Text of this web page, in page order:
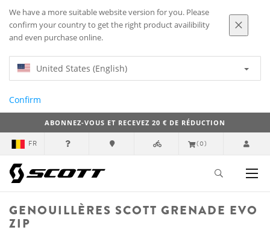
We have a more suitable website version for you. Please
confirm your country to get the right product availibility
and even purchase online.
United States (English)
Confirm
ABONNEZ-VOUS ET RECEVEZ 20 € DE RÉDUCTION
FR (0)
GENOUILLÈRES SCOTT GRENADE EVO
ZIP